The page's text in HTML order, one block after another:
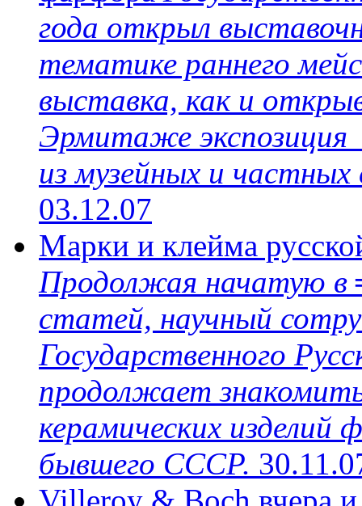
года открыл
тематике раннего
выставка, как и
Эрмитаже экспозиция
из музейных и
03.12.07
Марки и клейма
Продолжая начатую
статей, научный
Государственного
продолжает
керамических изделий
бывшего СССР.